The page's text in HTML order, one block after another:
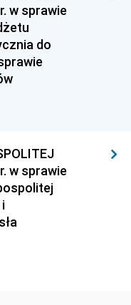
1937
w sprawie
do
w sprawie